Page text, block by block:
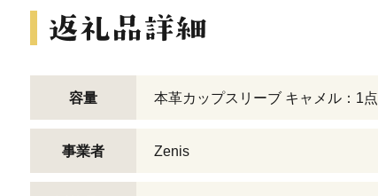
容量 本革カップスリーブ キャメル：1点
事業者 Zenis